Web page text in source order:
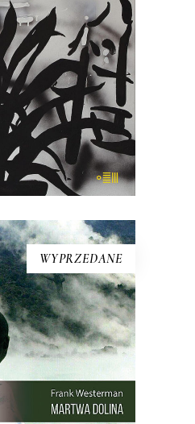
i cudzego życia
1959 roku „Portret z
dziś pisarza,
[…]
22.00 zł
DO KOSZYKA
WYPRZEDANE
Westerman –
DOLINA
roku wieczorem,
w nowiu, z doliny w
Kamerunie
życie. Kurczaki,